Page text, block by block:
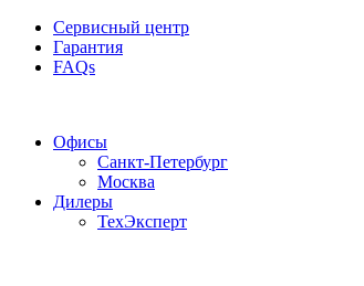
Сервисный центр
Гарантия
FAQs
Офисы
Санкт-Петербург
Москва
Дилеры
ТехЭксперт